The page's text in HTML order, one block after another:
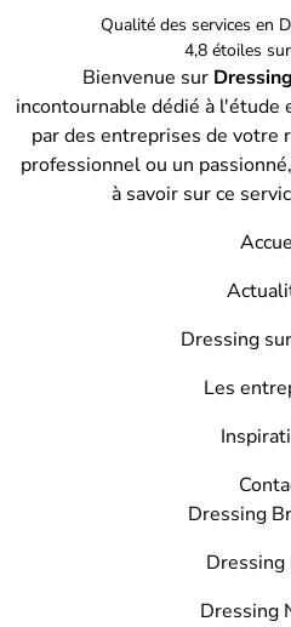
Qualité des services en
4,8 étoiles sur
Bienvenue sur
incontournable dédié à
par des entreprises de votre
professionnel ou un
à savoir sur ce
Dressing
Les
Dressing
Dressing
Dressing